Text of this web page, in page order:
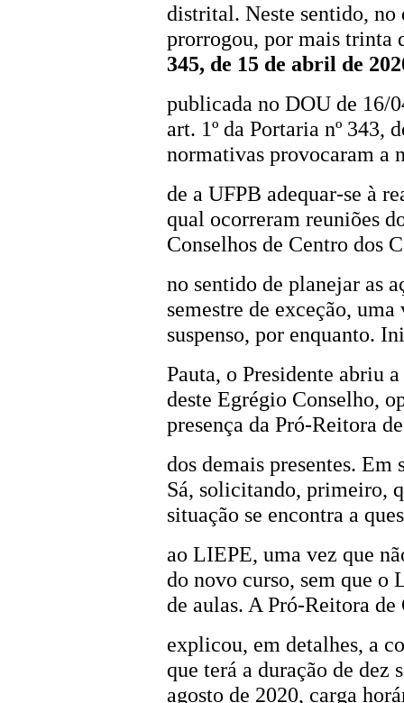
distrital. Neste sentido,
prorrogou, por mais trinta
345, de 15 de abril de
publicada no DOU de 16/
art. 1º da Portaria nº 343,
normativas provocaram a
de a UFPB adequar-se à
qual ocorreram reuniões
Conselhos de Centro dos
no sentido de planejar as
semestre de exceção,
suspenso, por enquanto.
Pauta, o Presidente abriu
deste Egrégio Conselho,
presença da Pró-Reitora
dos demais presentes.
Sá, solicitando, primeiro,
situação se encontra a
ao LIEPE, uma vez que
do novo curso, sem que
de aulas. A Pró-Reitora de
explicou, em detalhes, a
que terá a duração de dez
agosto de 2020, carga